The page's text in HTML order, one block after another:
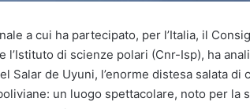
a cui ha partecipato, per l’Italia, il
l’Istituto di scienze polari (Cnr-Isp), ha
Salar de Uyuni, l’enorme distesa salata di
un luogo spettacolare, noto per la